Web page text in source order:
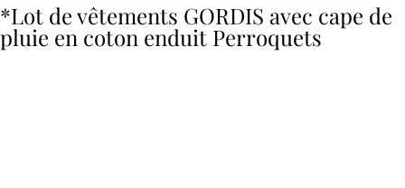
*Lot de vêtements GORDIS avec cape de
pluie en coton enduit Perroquets